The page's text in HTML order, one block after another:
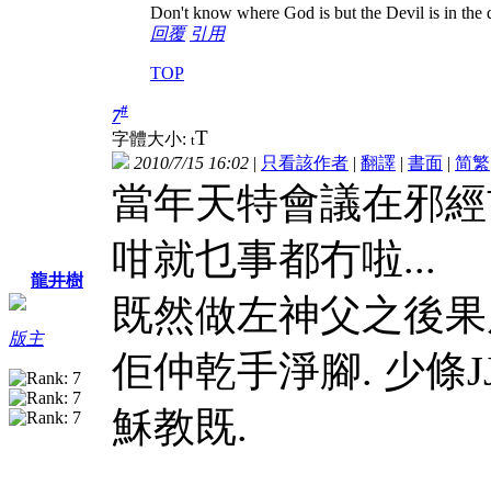
Don't know where God is but the Devil is in the
回覆 引用
TOP
龍井樹
版主
7#
字體大小: tT
2010/7/15 16:02 | 只看該作者 | 翻譯 | 書面 | 简繁
當年天特會議在邪
咁就乜事都冇啦...
既然做左神父之後
佢仲乾手淨腳. 少條
穌教既.